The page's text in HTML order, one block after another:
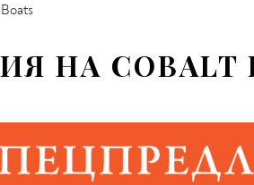
COBALT